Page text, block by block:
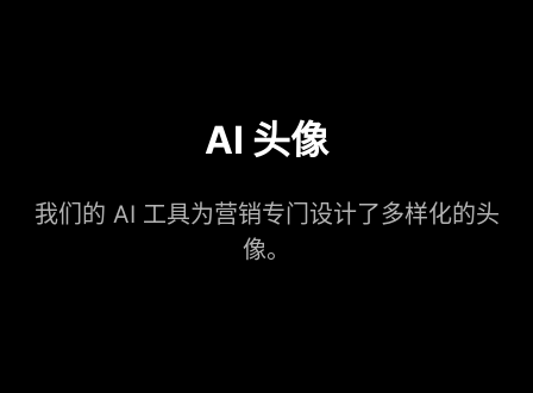
AI 头像
我们的 AI 工具为营销专门设计了多样化的头
像。